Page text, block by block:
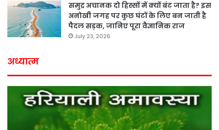
समुद्र अचानक दो हिस्सों में क्यों बंट जाता है? इस
अनोखी जगह पर कुछ घंटों के लिए बन जाती है
पैदल सड़क, जानिए पूरा वैज्ञानिक राज
July 23, 2026
अध्यात्म